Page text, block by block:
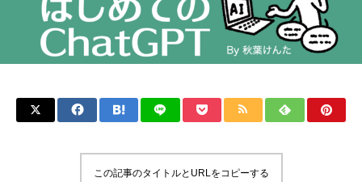
この記事のタイトルとURLをコピーする